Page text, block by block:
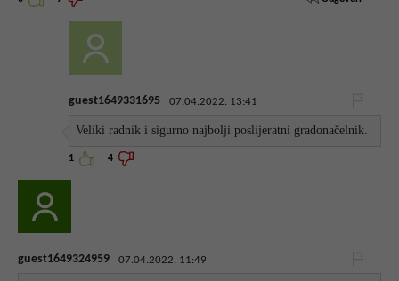
guest1649331695 07.04.2022. 13:41
Veliki radnik i sigurno najbolji poslijeratni gradonačelnik.
1 4
guest1649324959 07.04.2022. 11:49